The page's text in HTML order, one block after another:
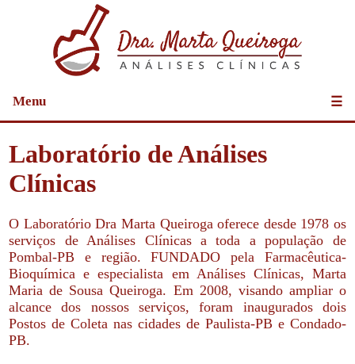
Menu ☰
Laboratório de Análises
Clínicas
O Laboratório Dra Marta Queiroga oferece desde 1978 os
serviços de Análises Clínicas a toda a população de
Pombal-PB e região. FUNDADO pela Farmacêutica-
Bioquímica e especialista em Análises Clínicas, Marta
Maria de Sousa Queiroga. Em 2008, visando ampliar o
alcance dos nossos serviços, foram inaugurados dois
Postos de Coleta nas cidades de Paulista-PB e Condado-
PB.